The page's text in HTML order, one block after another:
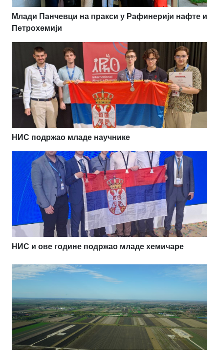
Млади Панчевци на пракси у Рафинерији нафте и
Петрохемији
НИС подржао младе научнике
НИС и ове године подржао младе хемичаре